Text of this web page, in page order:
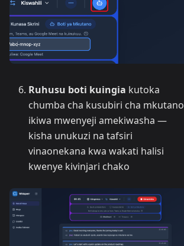
Ruhusu boti kuingia kutoka
chumba cha kusubiri cha mkutano
ikiwa mwenyeji amekiwasha —
kisha unukuzi na tafsiri
vinaonekana kwa wakati halisi
kwenye kivinjari chako